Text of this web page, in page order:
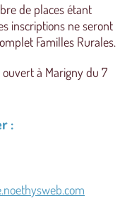
de places étant
inscriptions ne seront
Familles Rurales.
à Marigny du 7
: